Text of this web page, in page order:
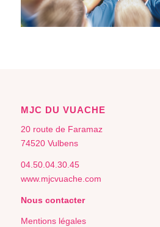
MJC DU VUACHE
20 route de Faramaz
74520 Vulbens
04.50.04.30.45
www.mjcvuache.com
Nous contacter
Mentions légales